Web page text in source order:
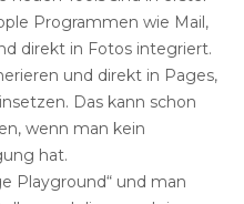
Programmen wie Mail,
direkt in Fotos integriert.
und direkt in Pages,
Das kann schon
wenn man kein
hat.
Playground“ und man